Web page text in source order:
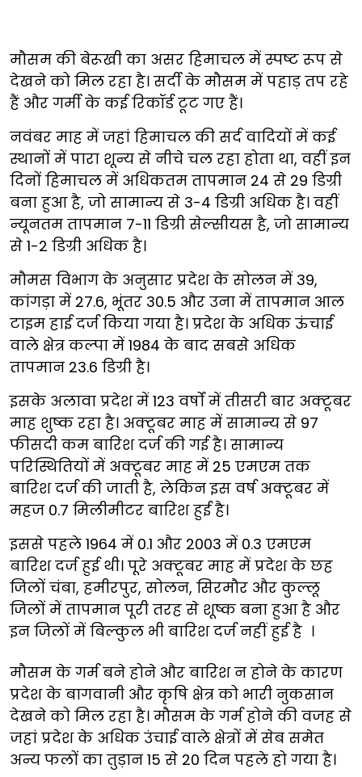
मौसम की बेरूखी का असर हिमाचल में स्पष्ट रूप से
देखने को मिल रहा है। सर्दी के मौसम में पहाड़ तप रहे
हैं और गर्मी के कई रिकॉर्ड टूट गए हैं।
नवंबर माह में जहां हिमाचल की सर्द वादियों में कई
स्थानों में पारा शून्य से नीचे चल रहा होता था, वहीं इन
दिनों हिमाचल में अधिकतम तापमान 24 से 29 डिग्री
बना हुआ है, जो सामान्य से 3-4 डिग्री अधिक है। वहीं
न्यूनतम तापमान 7-11 डिग्री सेल्सीयस है, जो सामान्य
से 1-2 डिग्री अधिक है।
मौमस विभाग के अनुसार प्रदेश के सोलन में 39,
कांगड़ा में 27.6, भूंतर 30.5 और उना में तापमान आल
टाइम हाई दर्ज किया गया है। प्रदेश के अधिक ऊंचाई
वाले क्षेत्र कल्पा में 1984 के बाद सबसे अधिक
तापमान 23.6 डिग्री है।
इसके अलावा प्रदेश में 123 वर्षों में तीसरी बार अक्टूबर
माह शुष्क रहा है। अक्टूबर माह में सामान्य से 97
फीसदी कम बारिश दर्ज की गई है। सामान्य
परिस्थितियों में अक्टूबर माह में 25 एमएम तक
बारिश दर्ज की जाती है, लेकिन इस वर्ष अक्टूबर में
महज 0.7 मिलीमीटर बारिश हुई है।
इससे पहले 1964 में 0.1 और 2003 में 0.3 एमएम
बारिश दर्ज हुई थी। पूरे अक्टूबर माह में प्रदेश के छह
जिलों चंबा, हमीरपुर, सोलन, सिरमौर और कुल्लू
जिलों में तापमान पूरी तरह से शूष्क बना हुआ है और
इन जिलों में बिल्कुल भी बारिश दर्ज नहीं हुई है ।
मौसम के गर्म बने होने और बारिश न होने के कारण
प्रदेश के बागवानी और कृषि क्षेत्र को भारी नुकसान
देखने को मिल रहा है। मौसम के गर्म होने की वजह से
जहां प्रदेश के अधिक उंचाई वाले क्षेत्रों में सेब समेत
अन्य फलों का तुड़ान 15 से 20 दिन पहले हो गया है।